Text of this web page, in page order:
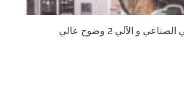
و الآلي 2 وضوح عالي